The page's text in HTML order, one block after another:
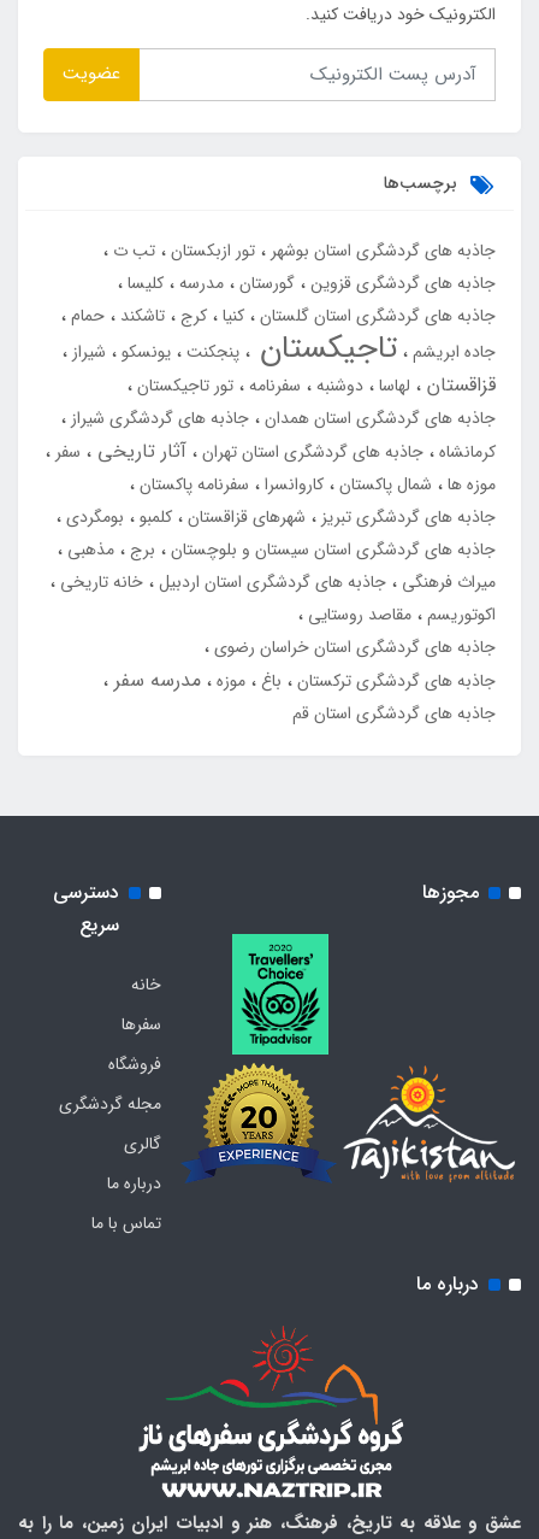
الکترونیک خود دریافت کنید.
عضویت
برچسب‌ها
جاذبه های گردشگری استان بوشهر تور ازبکستان تب ت
جاذبه های گردشگری قزوین گورستان مدرسه کلیسا
جاذبه های گردشگری استان گلستان کنیا کرج تاشکند
حمام
جاده ابریشم تاجیکستان پنجکنت یونسکو شیراز
قزاقستان لهاسا دوشنبه سفرنامه تور تاجیکستان
جاذبه های گردشگری استان همدان جاذبه های گردشگری شیراز
کرمانشاه جاذبه های گردشگری استان تهران آثار تاریخی
سفر
موزه ها
شمال پاکستان کاروانسرا
سفرنامه پاکستان
جاذبه های گردشگری تبریز
شهرهای قزاقستان کلمبو
بومگردی
جاذبه های گردشگری استان سیستان و بلوچستان
برج مذهبی
میراث فرهنگی
جاذبه های گردشگری استان اردبیل خانه تاریخی
اکوتوریسم مقاصد روستایی
جاذبه های گردشگری استان خراسان رضوی
جاذبه های گردشگری ترکستان
باغ موزه مدرسه سفر
جاذبه های گردشگری استان قم
مجوزها
دسترسی
سریع
خانه
سفرها
فروشگاه
مجله گردشگری
گالری
درباره ما
تماس با ما
درباره ما
عشق و علاقه به تاریخ، فرهنگ، هنر و ادبیات ایران زمین، ما را به